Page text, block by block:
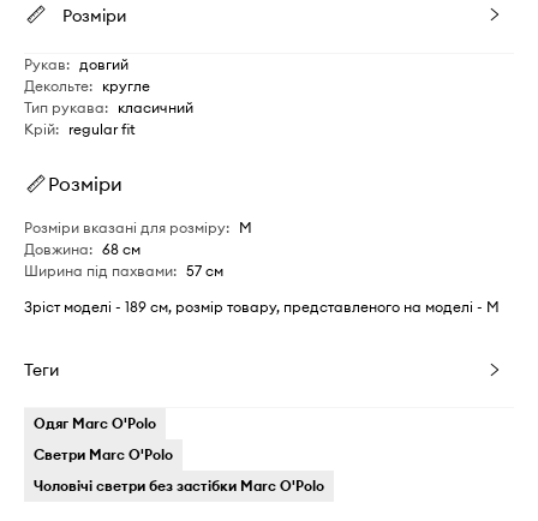
Розміри
Рукав: довгий
Декольте: кругле
Тип рукава: класичний
Крій: regular fit
Розміри
Розміри вказані для розміру: M
Довжина: 68 см
Ширина під пахвами: 57 см
Зріст моделі - 189 см, розмір товару, представленого на моделі - M
Теги
Одяг Marc O'Polo
Светри Marc O'Polo
Чоловічі светри без застібки Marc O'Polo